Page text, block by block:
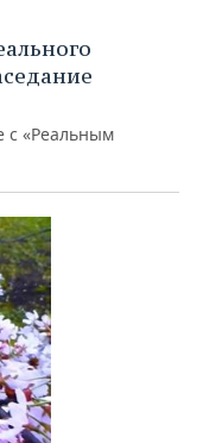
с «Реальным